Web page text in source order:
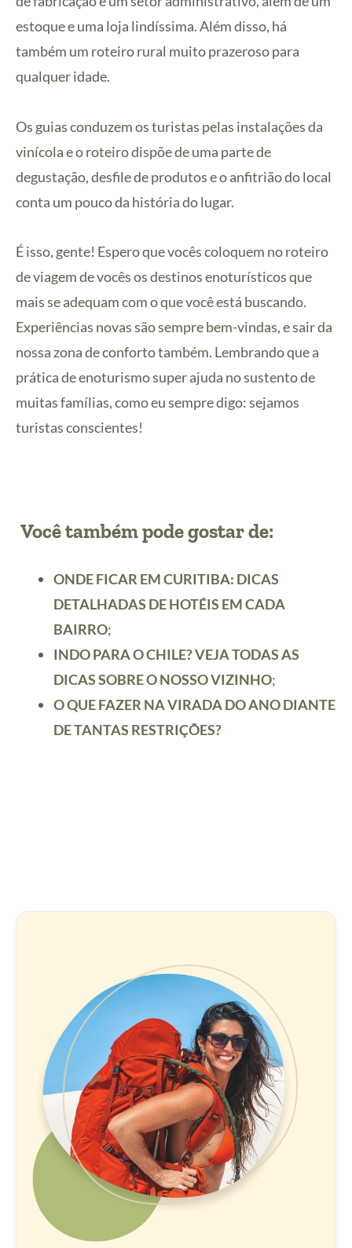
estoque e uma loja lindíssima. Além disso, há
também um roteiro rural muito prazeroso para
qualquer idade.
Os guias conduzem os turistas pelas instalações da
vinícola e o roteiro dispõe de uma parte de
degustação, desfile de produtos e o anfitrião do local
conta um pouco da história do lugar.
É isso, gente! Espero que vocês coloquem no roteiro
de viagem de vocês os destinos enoturísticos que
mais se adequam com o que você está buscando.
Experiências novas são sempre bem-vindas, e sair da
nossa zona de conforto também. Lembrando que a
prática de enoturismo super ajuda no sustento de
muitas famílias, como eu sempre digo: sejamos
turistas conscientes!
Você também pode gostar de:
ONDE FICAR EM CURITIBA: DICAS
DETALHADAS DE HOTÉIS EM CADA
BAIRRO;
INDO PARA O CHILE? VEJA TODAS AS
DICAS SOBRE O NOSSO VIZINHO;
O QUE FAZER NA VIRADA DO ANO DIANTE
DE TANTAS RESTRIÇÕES?